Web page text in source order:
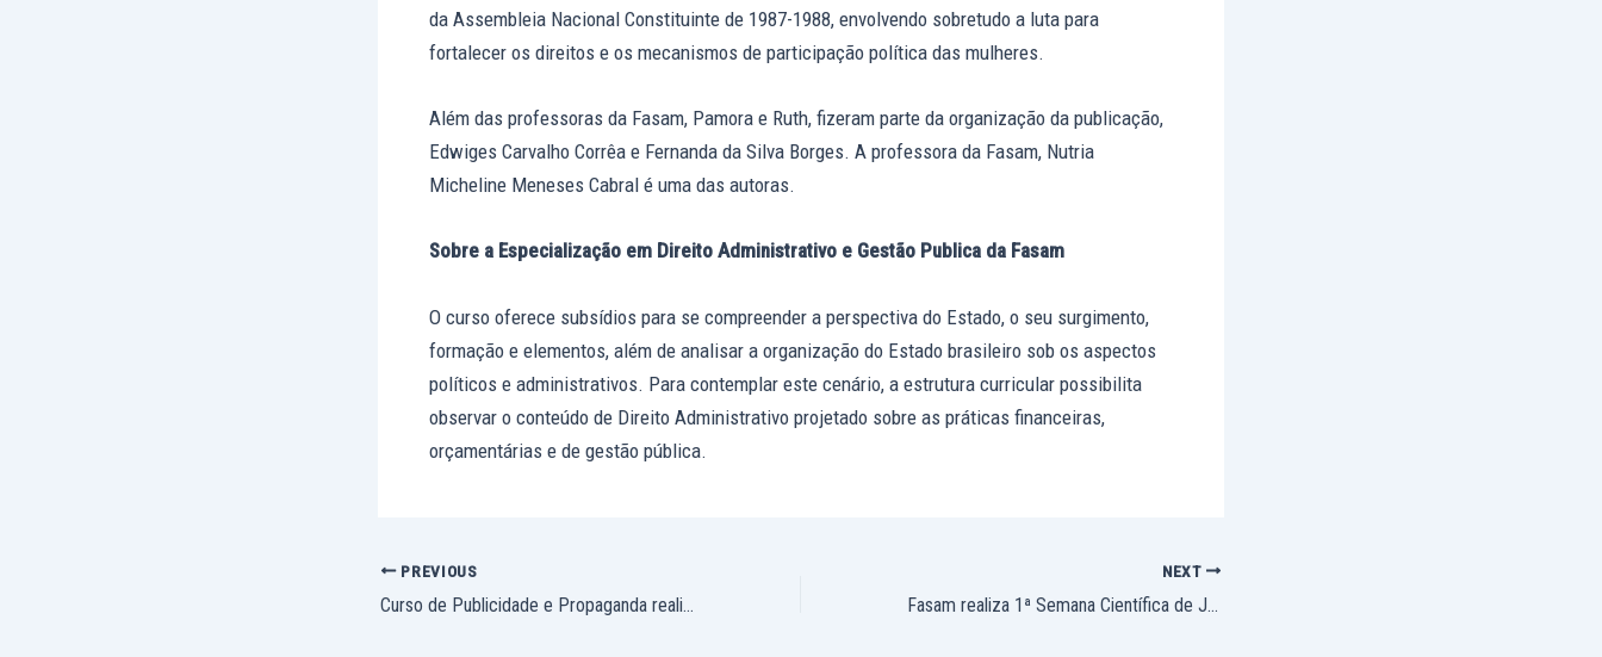
da Assembleia Nacional Constituinte de 1987-1988, envolvendo sobretudo a luta para
fortalecer os direitos e os mecanismos de participação política das mulheres.
Além das professoras da Fasam, Pamora e Ruth, fizeram parte da organização da publicação,
Edwiges Carvalho Corrêa e Fernanda da Silva Borges. A professora da Fasam, Nutria
Micheline Meneses Cabral é uma das autoras.
Sobre a Especialização em Direito Administrativo e Gestão Publica da Fasam
O curso oferece subsídios para se compreender a perspectiva do Estado, o seu surgimento,
formação e elementos, além de analisar a organização do Estado brasileiro sob os aspectos
políticos e administrativos. Para contemplar este cenário, a estrutura curricular possibilita
observar o conteúdo de Direito Administrativo projetado sobre as práticas financeiras,
orçamentárias e de gestão pública.
PREVIOUS
Curso de Publicidade e Propaganda realiza evento de encerramento do semestre
NEXT
Fasam realiza 1ª Semana Científica de Jornalismo